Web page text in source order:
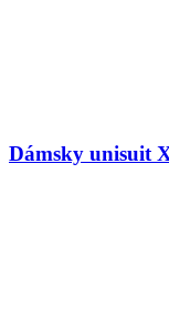
Dámsky unisuit